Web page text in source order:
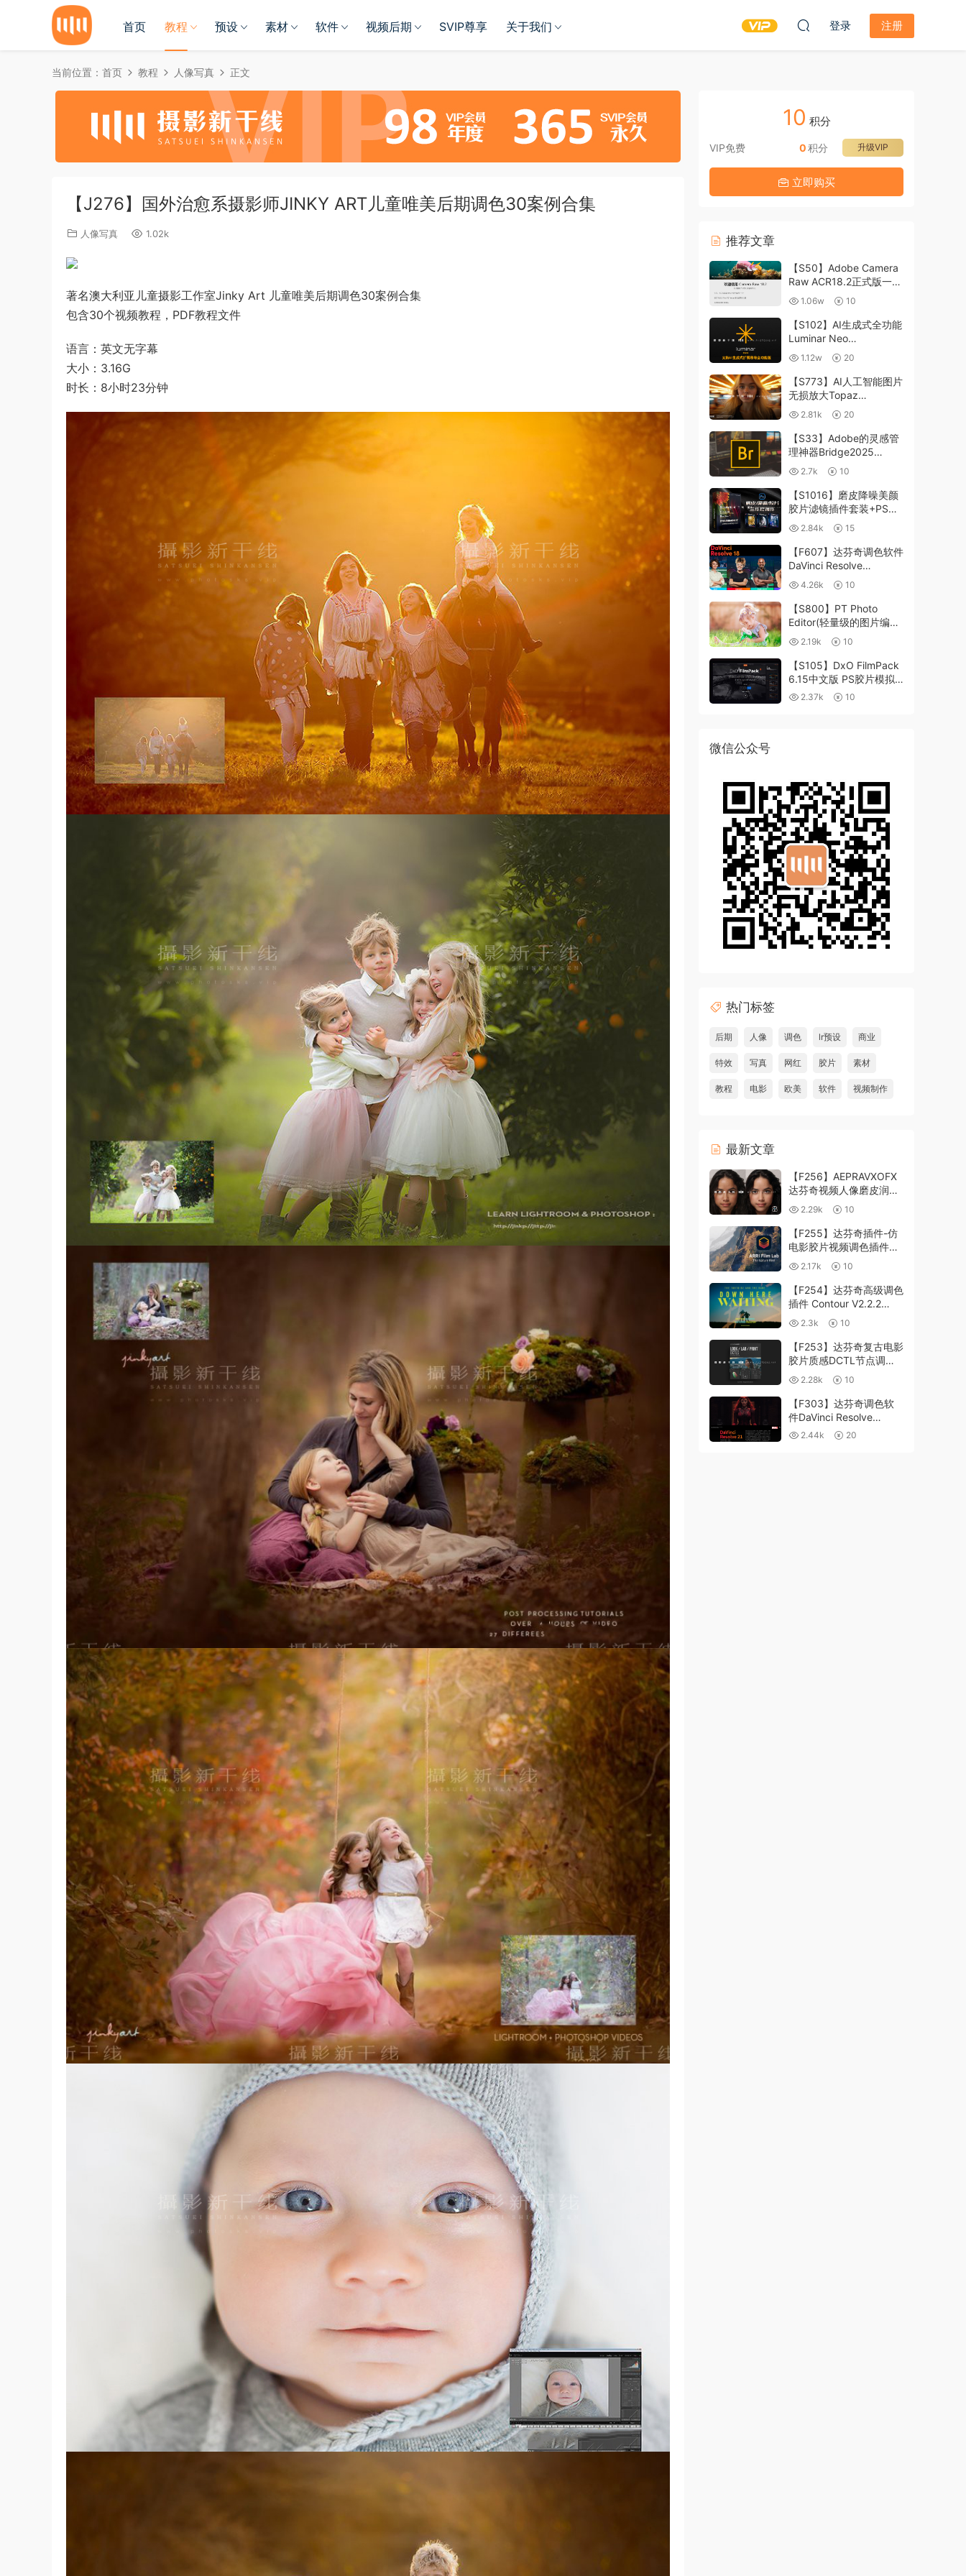
首页 教程 预设 素材 软件 视频后期 SVIP尊享 关于我们 登录 注册
当前位置： 首页 教程 人像写真 正文
【J276】国外治愈系摄影师JINKY ART儿童唯美后期调色30案例合集
人像写真 1.02k
著名澳大利亚儿童摄影工作室Jinky Art 儿童唯美后期调色30案例合集
包含30个视频教程，PDF教程文件
语言：英文无字幕
大小：3.16G
时长：8小时23分钟
10 积分
VIP免费 升级VIP
0积分
立即购买
推荐文章
【S50】Adobe Camera
Raw ACR18.2正式版一键
升级包 ACR最新升级包
支持WIN和MAC
1.06w 10
【S102】AI生成式全功能
Luminar Neo
1.24.4(x64)超强修图插件
中文版WIN+MAC含400
个预设
1.12w 20
【S773】AI人工智能图片
无损放大Topaz
Gigapixel AI 8.4.0.1b照
片模糊清晰 PS插件+独立
版 WIN/MAC
2.81k 20
【S33】Adobe的灵感管
理神器Bridge2025
15.0.3 WIN系统 右键可
进入ACR
2.7k 10
【S1016】磨皮降噪美颜
胶片滤镜插件套装+PS动
作 Imagenomic
Professional Plugin Suite
v2027 Win汉化中文版
2.84k 15
【F607】达芬奇调色软件
DaVinci Resolve
Studio18.6Win、Mac 中
文/英文
4.26k 10
【S800】PT Photo
Editor(轻量级的图片编辑
工具)5.10.3汉化版 WIN
2.19k 10
【S105】DxO FilmPack
6.15中文版 PS胶片模拟
滤镜支持WIN/MAC
2.37k 10
微信公众号
热门标签
后期 人像 调色 lr预设 商业
特效 写真 网红 胶片 素材
教程 电影 欧美 软件 视频制作
最新文章
【F256】AEPRAVXOFX
达芬奇视频人像磨皮润肤
美颜插件 Beauty Box
V6.0.3 Win
2.29k 10
【F255】达芬奇插件-仿
电影胶片视频调色插件
ARRI Film Lab 1.0.10 Win
2.17k 10
【F254】达芬奇高级调色
插件 Contour V2.2.2
WinMac 含使用教程
2.3k 10
【F253】达芬奇复古电影
胶片质感DCTL节点调色
预设 MonoNodes LOOK
LAB PRINT V4.0
2.28k 10
【F303】达芬奇调色软
件DaVinci Resolve
Studio21.0.3 中文版
2.44k 20